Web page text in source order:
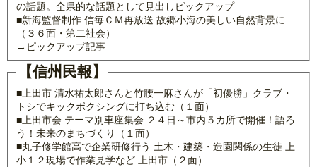
の話題。全県的な話題として見出しピックアップ
■新海監督制作 信毎ＣＭ再放送 故郷小海の美しい自然背景に
（３６面・第二社会）
→ピックアップ記事
【信州民報】
■上田市 清水祐太郎さんと竹腰一麻さんが「初優勝」クラブ・
トシでキックボクシングに打ち込む（１面）
■上田市会 テーマ別車座集会 ２４日～市内５カ所で開催！語ろ
う！未来のまちづくり（１面）
■丸子修学館高で企業研修行う 土木・建築・造園関係の生徒 上
小１２現場で作業見学など 上田市（２面）